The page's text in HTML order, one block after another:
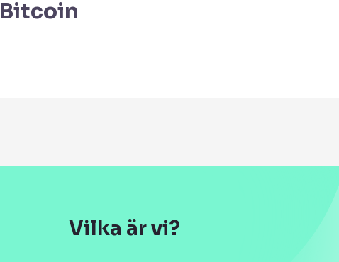
Bitcoin
Vilka är vi?